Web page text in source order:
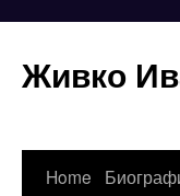
Живко
Skip
Home